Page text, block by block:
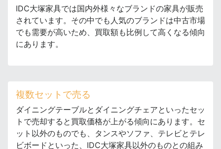
IDC大塚家具では国内外様々なブランドの家具が販売
されています。その中でも人気のブランドは中古市場
でも需要が高いため、買取額も比例して高くなる傾向
にあります。
複数セットで売る
ダイニングテーブルとダイニングチェアといったセッ
トで売却すると買取価格が上がる傾向にあります。セ
ット以外のものでも、タンスやソファ、テレビとテレ
ビボードといった、IDC大塚家具以外のものとの組み